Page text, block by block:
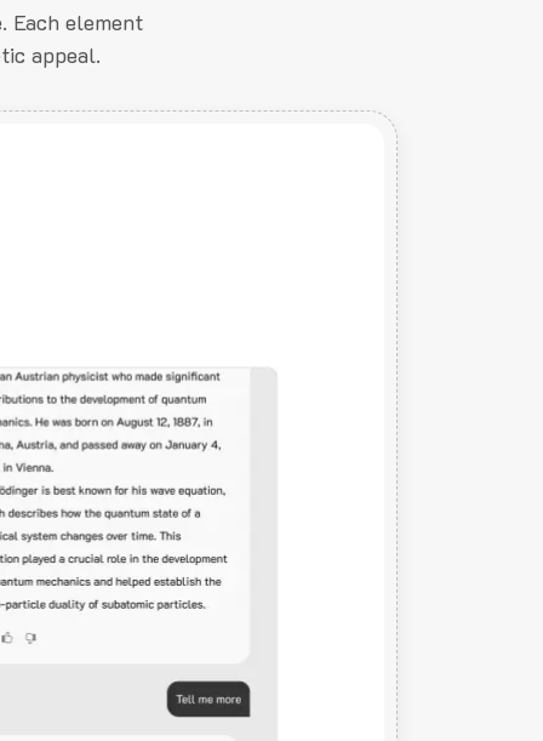
Each element
appeal.